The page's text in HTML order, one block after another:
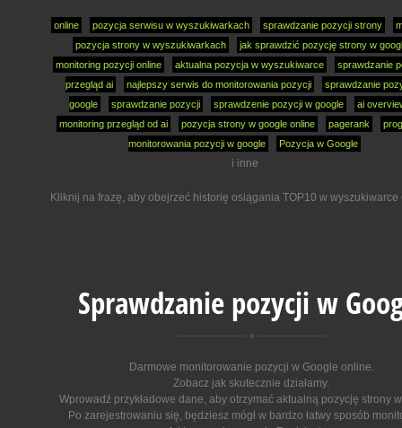
online pozycja serwisu w wyszukiwarkach sprawdzanie pozycji strony
pozycja strony w wyszukiwarkach
jak sprawdzić pozycję strony w
monitoring pozycji online
aktualna pozycja w wyszukiwarce
sprawdzanie
przegląd ai
najlepszy serwis do monitorowania pozycji
sprawdzanie
google
sprawdzanie pozycji sprawdzenie pozycji w google
ai
monitoring przegląd od ai
pozycja strony w google online pagerank
monitorowania pozycji w google
Pozycja w Google
i inne
Kliknij na frazę, aby obejrzeć historię osiągania TOP10 w wyszukiwarce
Sprawdzanie pozycji w
Darmowe monitorowanie pozycji w Google online.
Zobacz jak skutecznie działamy.
Wprowadź przykładowe dane, aby otrzymać aktualną pozycję strony
Po zarejestrowaniu się, będziesz mógł w bardzo łatwy sposób